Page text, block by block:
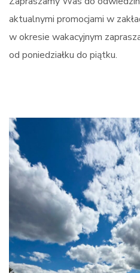
aktualnymi promocjami w
w okresie wakacyjnym
od poniedziałku do piątku.